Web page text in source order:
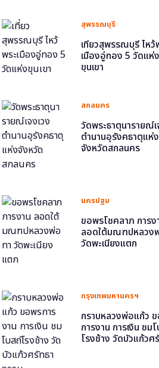
สุพรรณบุรี
เที่ยวสุพรรณบุรี ไหว้
เมืองอู่ทอง 5 วัดแห่ง
ขุนเขา
สกลนคร
วัดพระธาตุนารายณ์เ
ตำนานอุรังคธาตุแห่ง
จังหวัดสกลนคร
นครปฐม
ขอพรโชคลาภ การง
ลอดใต้มณฑปหลวง
วัดพะเนียงแตก
กรุงเทพมหานครฯ
กราบหลวงพ่อแก้ว
การงาน การเงิน ชม
โรงช้าง วัดบัวแก้วศ